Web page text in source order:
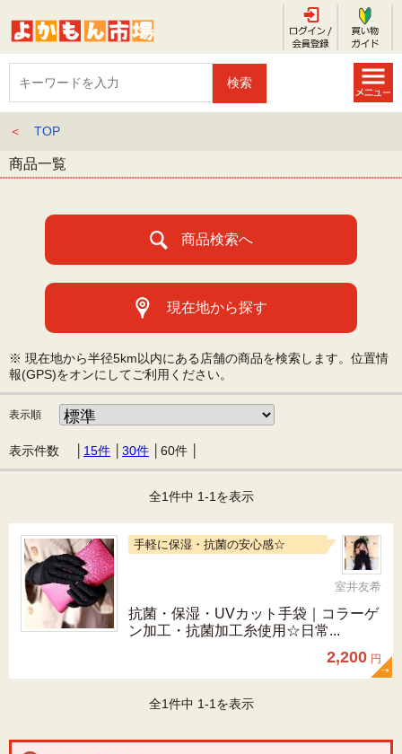
＜ TOP
商品一覧
商品検索へ
現在地から探す
※ 現在地から半径5km以内にある店舗の商品を検索します。位置情
報(GPS)をオンにしてご利用ください。
表示順
表示件数 │ 15件 30件 60件
全1件中 1-1を表示
手軽に保湿・抗菌の安心感☆
室井友希
抗菌・保湿・UVカット手袋｜コラーゲ
ン加工・抗菌加工糸使用☆日常...
2,200 円
全1件中 1-1を表示